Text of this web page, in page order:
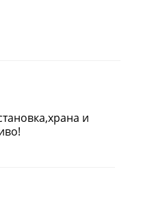
и